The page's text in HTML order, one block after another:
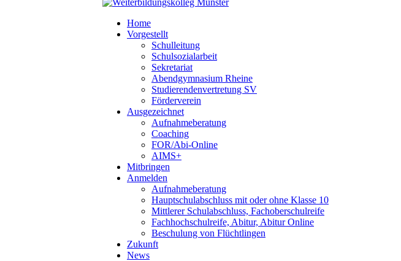
Home
Vorgestellt
Schulleitung
Schulsozialarbeit
Sekretariat
Abendgymnasium Rheine
Studierendenvertretung SV
Förderverein
Ausgezeichnet
Aufnahmeberatung
Coaching
FOR/Abi-Online
AIMS+
Mitbringen
Anmelden
Aufnahmeberatung
Hauptschulabschluss mit oder ohne Klasse 10
Mittlerer Schulabschluss, Fachoberschulreife
Fachhochschulreife, Abitur, Abitur Online
Beschulung von Flüchtlingen
Zukunft
News